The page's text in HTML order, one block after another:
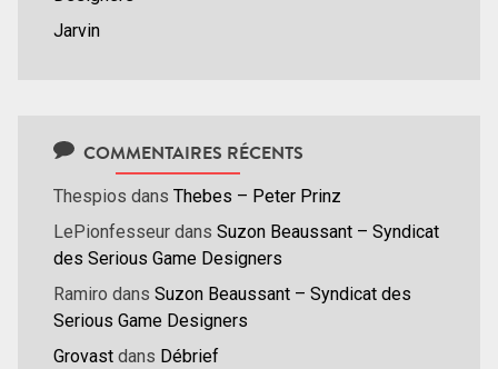
Jarvin
COMMENTAIRES RÉCENTS
Thespios dans Thebes – Peter Prinz
LePionfesseur dans Suzon Beaussant – Syndicat
des Serious Game Designers
Ramiro dans Suzon Beaussant – Syndicat des
Serious Game Designers
Grovast dans Débrief